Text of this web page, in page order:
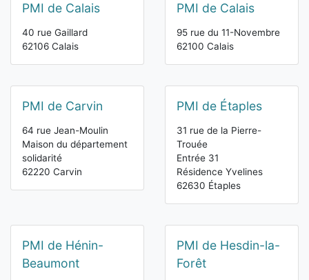
PMI de Calais
40 rue Gaillard
62106 Calais
PMI de Calais
95 rue du 11-Novembre
62100 Calais
PMI de Carvin
64 rue Jean-Moulin
Maison du département
solidarité
62220 Carvin
PMI de Étaples
31 rue de la Pierre-
Trouée
Entrée 31
Résidence Yvelines
62630 Étaples
PMI de Hénin-
Beaumont
PMI de Hesdin-la-
Forêt